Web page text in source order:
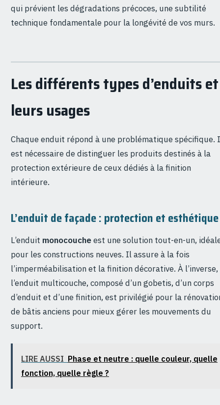
qui prévient les dégradations précoces, une subtilité
technique fondamentale pour la longévité de vos murs.
Les différents types d’enduits et
leurs usages
Chaque enduit répond à une problématique spécifique.
est nécessaire de distinguer les produits destinés à la
protection extérieure de ceux dédiés à la finition
intérieure.
L’enduit de façade : protection et esthétique
L’enduit monocoucheest une solution tout-en-un,
pour les constructions neuves. Il assure à la fois
l’imperméabilisation et la finition décorative. À l’inverse,
l’enduit multicouche, composé d’un gobetis, d’un corps
d’enduit et d’une finition, est privilégié pour la
de bâtis anciens pour mieux gérer les mouvements du
support.
LIRE AUSSI Phase et neutre : quelle couleur, quelle
fonction, quelle règle ?